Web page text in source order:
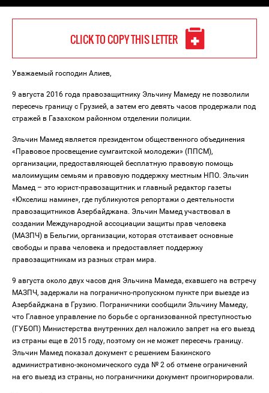
CLICK TO COPY THIS LETTER
Уважаемый господин Алиев,
9 августа 2016 года правозащитнику Эльчину Мамеду не позволили
пересечь границу с Грузией, а затем его девять часов продержали под
стражей в Газахском районном отделении полиции.
Эльчин Мамед является президентом общественного объединения
«Правовое просвещение сумгаитской молодежи» (ППСМ),
организации, предоставляющей бесплатную правовую помощь
малоимущим семьям и правовую поддержку местным НПО. Эльчин
Мамед – это юрист-правозащитник и главный редактор газеты
«Юкселиш намине», где публикуются репортажи о деятельности
правозащитников Азербайджана. Эльчин Мамед участвовал в
создании Международной ассоциации защиты прав человека
(МАЗПЧ) в Бельгии, организации, которая отстаивает основные
свободы и права человека и предоставляет поддержку
правозащитникам из разных стран мира.
9 августа около двух часов дня Эльчина Мамеда, ехавшего на встречу
МАЗПЧ, задержали на погранично-пропускном пункте при выезде из
Азербайджана в Грузию. Пограничники сообщили Эльчину Мамеду,
что Главное управление по борьбе c организованной преступностью
(ГУБОП) Министерства внутренних дел наложило запрет на его выезд
из страны еще в 2015 году, поэтому он не может пересечь границу.
Эльчин Мамед показал документ с решением Бакинского
административно-экономического суда № 2 об отмене ограничений
на его выезд из страны, но пограничники документ проигнорировали.